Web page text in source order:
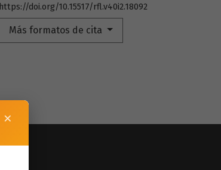
https://doi.org/10.15517/rfl.v40i2.18092
Más formatos de cita
×